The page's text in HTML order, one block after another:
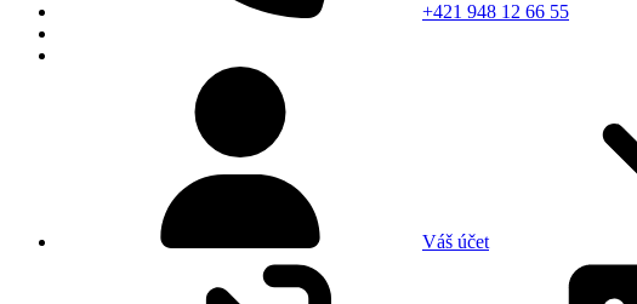
+421 948 12 66 55
Váš účet